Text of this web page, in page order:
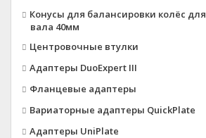
Конусы для балансировки колёс для
вала 40мм
Центровочные втулки
Адаптеры DuoExpert III
Фланцевые адаптеры
Вариаторные адаптеры QuickPlate
Адаптеры UniPlate